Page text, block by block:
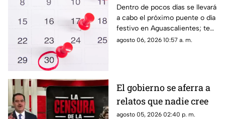
2026 para trabajadores
y estudiantes en
Aguascalientes
Dentro de pocos días se llevará
a cabo el próximo puente o día
festivo en Aguascalientes; te
contamos la fecha oficial para
agosto 06, 2026 10:57 a. m.
El gobierno se aferra a
relatos que nadie cree
agosto 05, 2026 02:40 p. m.